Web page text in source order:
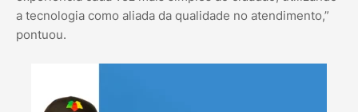
a tecnologia como aliada da qualidade no atendimento,”
pontuou.